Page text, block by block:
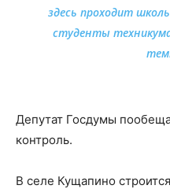
здесь проходит
студенты
Депутат Госдумы
контроль.
В селе Кущапино